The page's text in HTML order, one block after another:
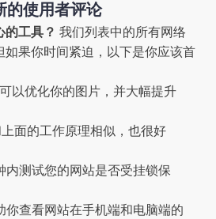
的使用者评论
的工具？ 我们列表中的所有网络
如果你时间紧迫，以下是你应该首
可以优化你的图片，并大幅提升
面的工作原理相似，也很好
内测试您的网站是否受挂锁保
你查看网站在手机端和电脑端的